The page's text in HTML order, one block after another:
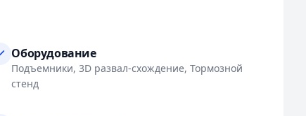
Оборудование
Подъемники, 3D развал-схождение, Тормозной
стенд